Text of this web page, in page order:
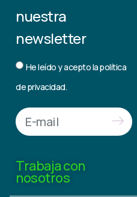
nuestra
newsletter
He leído y acepto lapolítica
de privacidad.
Trabaja con
nosotros